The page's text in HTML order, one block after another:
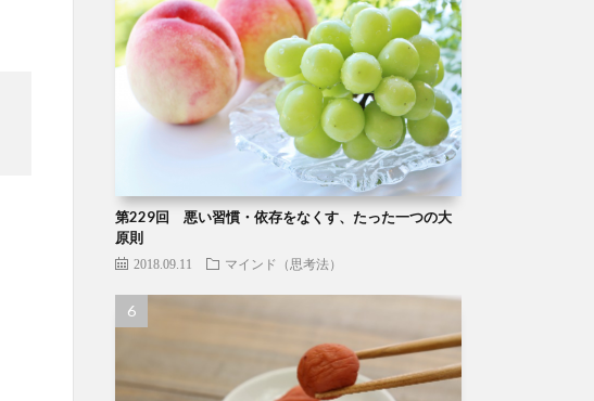
第229回 悪い習慣・依存をなくす、たった一つの大
原則
2018.09.11 マインド（思考法）